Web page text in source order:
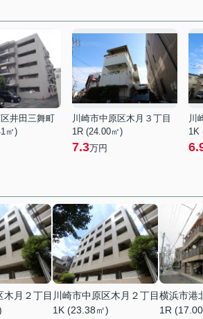
井田三舞町
㎡)
川崎市中原区木月３丁目
1R (24.00㎡)
7.3万円
川
1K
木月２丁目 川崎市中原区木月２丁目
1K (23.38㎡)
横浜市港
1R